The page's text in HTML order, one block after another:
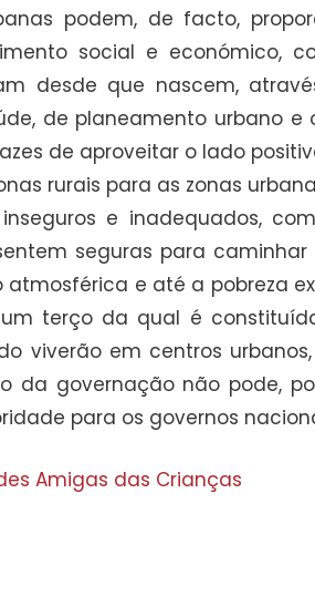
podem, de facto,
social e económico,
desde que nascem,
de planeamento urbano e
de aproveitar o lado
rurais para as zonas
e inadequados,
seguras para
atmosférica e até a pobreza
terço da qual é
viverão em centros
da governação não pode,
para os governos
Amigas das Crianças